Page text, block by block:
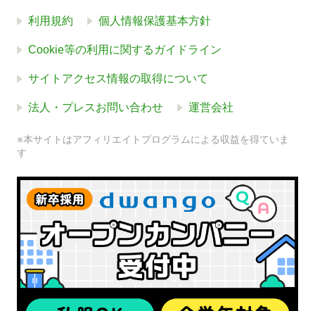
利用規約 個人情報保護基本方針
Cookie等の利用に関するガイドライン
サイトアクセス情報の取得について
法人・プレスお問い合わせ 運営会社
※本サイトはアフィリエイトプログラムによる収益を得ていま
す